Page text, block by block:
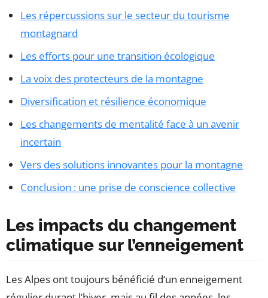
Les répercussions sur le secteur du tourisme
montagnard
Les efforts pour une transition écologique
La voix des protecteurs de la montagne
Diversification et résilience économique
Les changements de mentalité face à un avenir
incertain
Vers des solutions innovantes pour la montagne
Conclusion : une prise de conscience collective
Les impacts du changement
climatique sur l’enneigement
Les Alpes ont toujours bénéficié d’un enneigement